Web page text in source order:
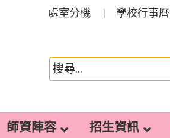
處室分機 學校行事曆
師資陣容 招生資訊